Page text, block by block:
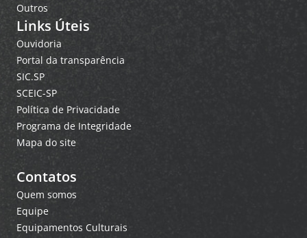
Outros
Links Úteis
Ouvidoria
Portal da transparência
SIC.SP
SCEIC-SP
Política de Privacidade
Programa de Integridade
Mapa do site
Contatos
Quem somos
Equipe
Equipamentos Culturais